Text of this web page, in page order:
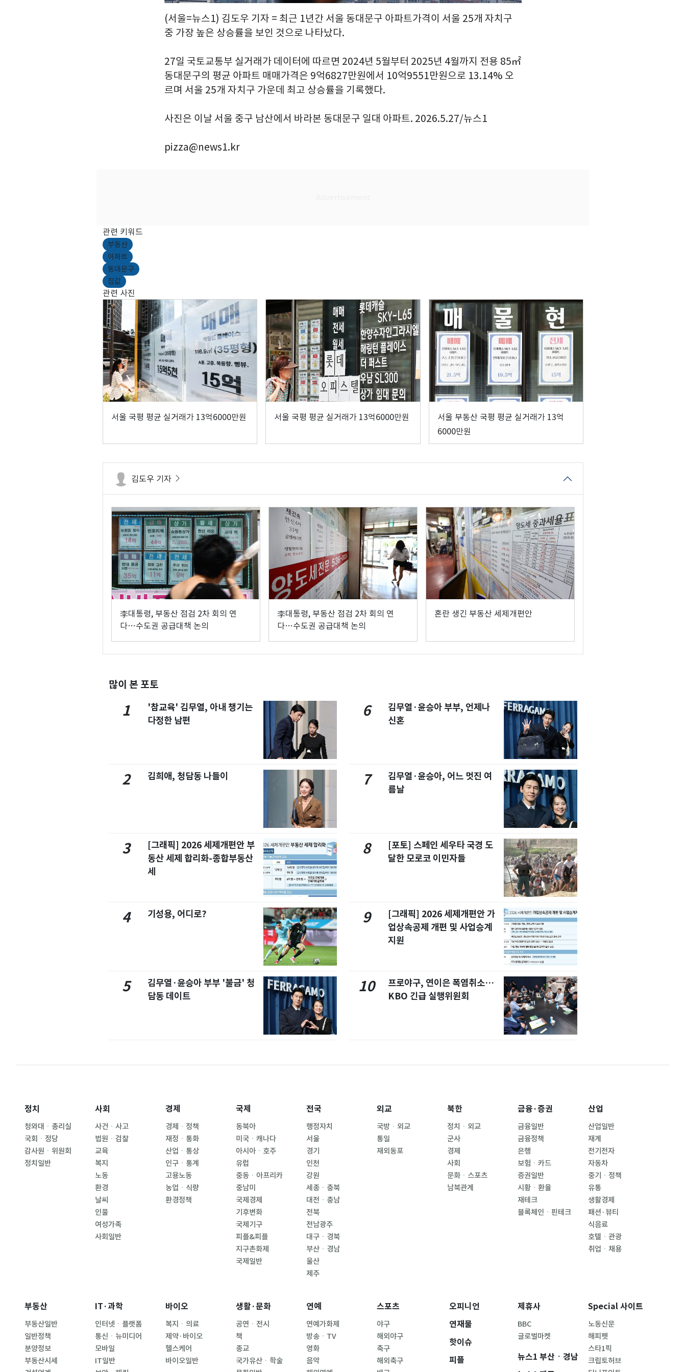
(서울=뉴스1) 김도우 기자 = 최근 1년간 서울 동대문구 아파트가격이 서울 25개 자치구
중 가장 높은 상승률을 보인 것으로 나타났다.
27일 국토교통부 실거래가 데이터에 따르면 2024년 5월부터 2025년 4월까지 전용 85㎡
동대문구의 평균 아파트 매매가격은 9억6827만원에서 10억9551만원으로 13.14% 오
르며 서울 25개 자치구 가운데 최고 상승률을 기록했다.
사진은 이날 서울 중구 남산에서 바라본 동대문구 일대 아파트. 2026.5.27/뉴스1
pizza@news1.kr
관련 키워드
부동산
아파트
동대문구
집값
관련 사진
서울 국평 평균 실거래가 13억6000만원 서울 국평 평균 실거래가 13억6000만원
서울 부동산 국평 평균 실거래가 13억
6000만원
김도우 기자
李대통령, 부동산 점검 2차 회의 연
다…수도권 공급대책 논의
李대통령, 부동산 점검 2차 회의 연
다…수도권 공급대책 논의
혼란 생긴 부동산 세제개편안
많이 본 포토
1
'참교육' 김무열, 아내 챙기는
다정한 남편
2 김희애, 청담동 나들이
3
[그래픽] 2026 세제개편안 부
동산 세제 합리화-종합부동산
세
4 기성용, 어디로?
5
김무열·윤승아 부부 '불금' 청
담동 데이트
6
김무열·윤승아 부부, 언제나
신혼
7
김무열·윤승아, 어느 멋진 여
름날
8
[포토] 스페인 세우타 국경 도
달한 모로코 이민자들
9
[그래픽] 2026 세제개편안 가
업상속공제 개편 및 사업승계
지원
10
프로야구, 연이은 폭염취소…
KBO 긴급 실행위원회
정치
청와대ㆍ총리실
국회ㆍ정당
감사원ㆍ위원회
정치일반
사회
사건ㆍ사고
법원ㆍ검찰
교육
복지
노동
환경
날씨
인물
여성가족
사회일반
경제
경제ㆍ정책
재정ㆍ통화
산업ㆍ통상
인구ㆍ통계
고용노동
농업ㆍ식량
환경정책
국제
동북아
미국ㆍ캐나다
아시아ㆍ호주
유럽
중동ㆍ아프리카
중남미
국제경제
기후변화
국제기구
피플&피플
지구촌화제
국제일반
전국
행정자치
서울
경기
인천
강원
세종ㆍ충북
대전ㆍ충남
전북
전남광주
대구ㆍ경북
부산ㆍ경남
울산
제주
외교
국방ㆍ외교
통일
재외동포
북한
정치ㆍ외교
군사
경제
사회
문화ㆍ스포츠
남북관계
금융·증권
금융일반
금융정책
은행
보험ㆍ카드
증권일반
시황ㆍ환율
재테크
블록체인ㆍ핀테크
산업
산업일반
재계
전기전자
자동차
중기ㆍ정책
유통
생활경제
패션·뷰티
식음료
호텔ㆍ관광
취업ㆍ채용
부동산
부동산일반
일반정책
분양정보
부동산시세
IT·과학
인터넷ㆍ플랫폼
통신ㆍ뉴미디어
모바일
IT일반
바이오
복지ㆍ의료
제약·바이오
헬스케어
바이오일반
생활·문화
공연ㆍ전시
책
종교
국가유산ㆍ학술
연예
연예가화제
방송ㆍTV
영화
음악
스포츠
야구
해외야구
축구
해외축구
오피니언
연재물
핫이슈
피플
제휴사
BBC
글로벌마켓
뉴스1 부산ㆍ경남
Special 사이트
노동신문
해피펫
스타1픽
크립토허브